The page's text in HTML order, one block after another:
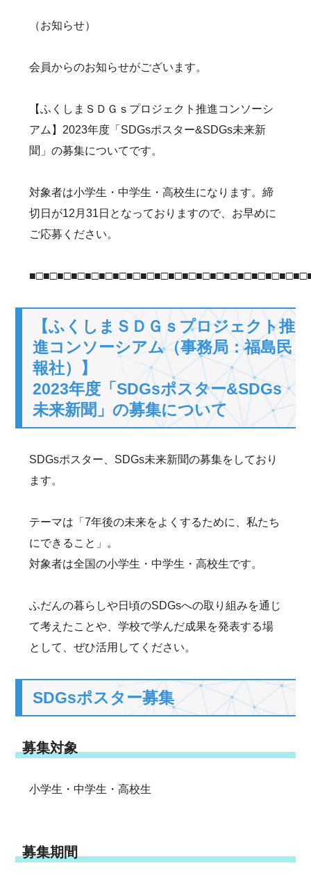
（お知らせ）
会員からのお知らせがございます。
【ふくしまＳＤＧｓプロジェクト推進コンソーシ
アム】2023年度「SDGsポスター&SDGs未来新
聞」の募集についてです。
対象者は小学生・中学生・高校生になります。締
切日が12月31日となっておりますので、お早めに
ご応募ください。
【ふくしまＳＤＧｓプロジェクト推
進コンソーシアム（事務局：福島民
報社）】
2023年度「SDGsポスター&SDGs
未来新聞」の募集について
SDGsポスター、SDGs未来新聞の募集をしており
ます。
テーマは「7年後の未来をよくするために、私たち
にできること」。
対象者は全国の小学生・中学生・高校生です。
ふだんの暮らしや日頃のSDGsへの取り組みを通じ
て考えたことや、学校で学んだ成果を発表する場
として、ぜひ活用してください。
SDGsポスター募集
募集対象
小学生・中学生・高校生
募集期間